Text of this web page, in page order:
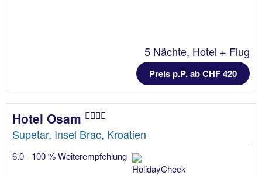
5 Nächte, Hotel + Flug
Preis p.P. ab CHF 420
Hotel Osam
Supetar, Insel Brac, Kroatien
6.0 - 100 % Weiterempfehlung